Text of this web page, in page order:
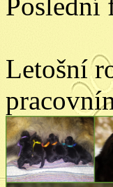
Letošní